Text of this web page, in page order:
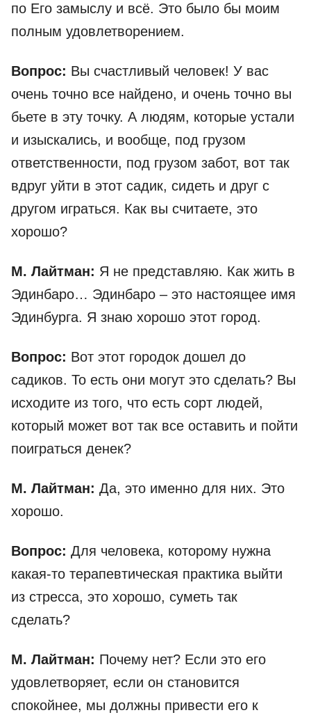
по Его замыслу и всё. Это было бы моим
полным удовлетворением.
Вопрос: Вы счастливый человек! У вас
очень точно все найдено, и очень точно вы
бьете в эту точку. А людям, которые устали
и изыскались, и вообще, под грузом
ответственности, под грузом забот, вот так
вдруг уйти в этот садик, сидеть и друг с
другом играться. Как вы считаете, это
хорошо?
М. Лайтман: Я не представляю. Как жить в
Эдинбаро… Эдинбаро – это настоящее имя
Эдинбурга. Я знаю хорошо этот город.
Вопрос: Вот этот городок дошел до
садиков. То есть они могут это сделать? Вы
исходите из того, что есть сорт людей,
который может вот так все оставить и пойти
поиграться денек?
М. Лайтман: Да, это именно для них. Это
хорошо.
Вопрос: Для человека, которому нужна
какая-то терапевтическая практика выйти
из стресса, это хорошо, суметь так
сделать?
М. Лайтман: Почему нет? Если это его
удовлетворяет, если он становится
спокойнее, мы должны привести его к